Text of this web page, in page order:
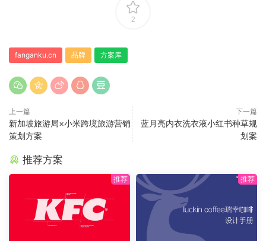
2
fanganku.cn 品牌 方案库
上一篇
新加坡旅游局×小米跨境旅游营销
策划方案
下一篇
蓝月亮内衣洗衣液小红书种草规
划案
推荐方案